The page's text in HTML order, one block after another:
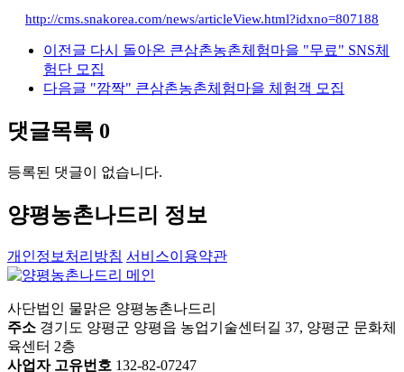
http://cms.snakorea.com/news/articleView.html?idxno=807188
이전글 다시 돌아온 큰삼촌농촌체험마을 "무료" SNS체
험단 모집
다음글 "깜짝" 큰삼촌농촌체험마을 체험객 모집
댓글목록 0
등록된 댓글이 없습니다.
양평농촌나드리 정보
개인정보처리방침 서비스이용약관
사단법인 물맑은 양평농촌나드리
주소 경기도 양평군 양평읍 농업기술센터길 37, 양평군 문화체
육센터 2층
사업자 고유번호 132-82-07247